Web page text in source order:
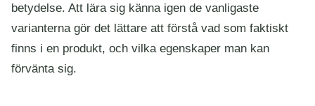
betydelse. Att lära sig känna igen de vanligaste
varianterna gör det lättare att förstå vad som faktiskt
finns i en produkt, och vilka egenskaper man kan
förvänta sig.